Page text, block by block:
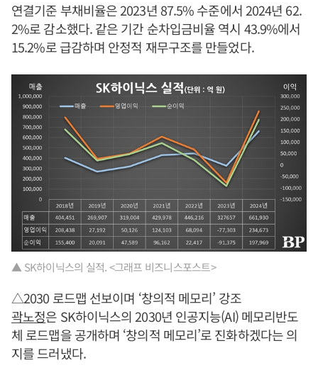
연결기준 부채비율은 2023년 87.5% 수준에서 2024년 62.
2%로 감소했다. 같은 기간 순차입금비율 역시 43.9%에서
15.2%로 급감하며 안정적 재무구조를 만들었다.
▲ SK하이닉스의 실적. <그래프 비즈니스포스트>
△2030 로드맵 선보이며 ‘창의적 메모리’ 강조
곽노정은 SK하이닉스의 2030년 인공지능(AI) 메모리반도
체 로드맵을 공개하며 ‘창의적 메모리’로 진화하겠다는 의
지를 드러냈다.